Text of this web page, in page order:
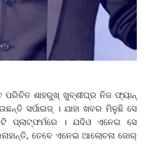
ପରିଚିତ ଶାହରୁଖ୍ ଖୁବ୍‌ଶୀଘ୍ର ନିଜ ଫ୍ୟାନ୍
ସର୍ପାଇଜ୍ । ଯାହା ଖବର ମିଳୁଛି ସେ
। ଯଦିଓ ଏନେଇ ସେ
ତେବେ ଏନେଇ ଆଲୋଚନା ଜୋର୍